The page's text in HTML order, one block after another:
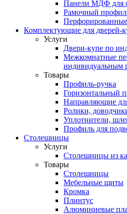
Панели МДФ для
Рамочный
Комплектующие для дверей-
Услуги
Двери-купе по
Межкомнатные
индивидуальным
Товары
Профиль-ручка
Горизонтальный
Направляющие
Ролики,
Уплотнители,
Профиль для
Столешницы
Услуги
Столешницы из
Товары
Столешницы
Мебельные щиты
Кромка
Плинтус
Алюминиевые